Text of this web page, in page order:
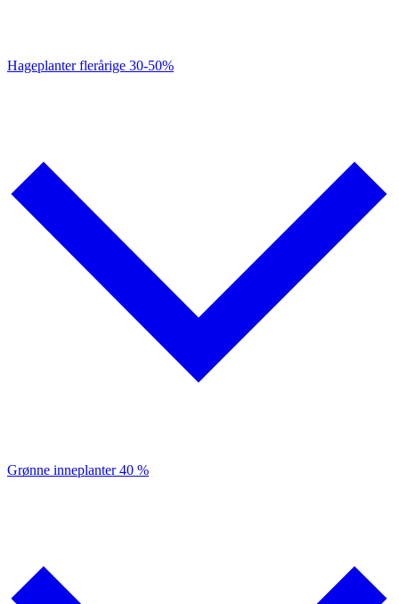
Hageplanter flerårige 30-50%
Grønne inneplanter40 %